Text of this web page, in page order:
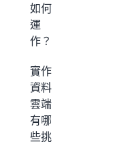
如何
運
作？
實作
資料
雲端
有哪
些挑